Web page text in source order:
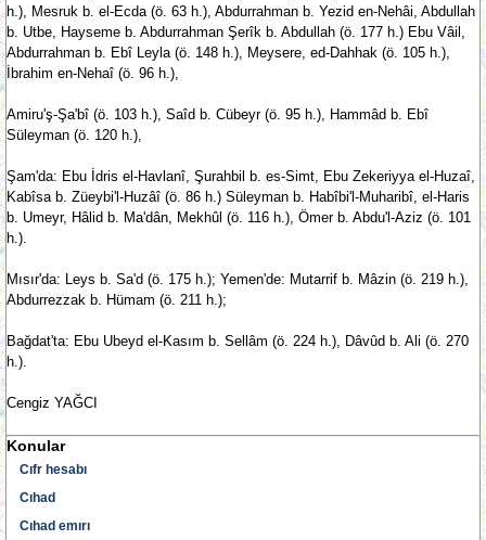
h.), Mesruk b. el-Ecda (ö. 63 h.), Abdurrahman b. Yezid en-Nehâi, Abdullah
b. Utbe, Hayseme b. Abdurrahman Şerîk b. Abdullah (ö. 177 h.) Ebu Vâil,
Abdurrahman b. Ebî Leyla (ö. 148 h.), Meysere, ed-Dahhak (ö. 105 h.),
İbrahim en-Nehaî (ö. 96 h.),
Amiru'ş-Şa'bî (ö. 103 h.), Saîd b. Cübeyr (ö. 95 h.), Hammâd b. Ebî
Süleyman (ö. 120 h.),
Şam'da: Ebu İdris el-Havlanî, Şurahbil b. es-Simt, Ebu Zekeriyya el-Huzaî,
Kabîsa b. Züeybi'l-Huzâî (ö. 86 h.) Süleyman b. Habîbi'l-Muharibî, el-Haris
b. Umeyr, Hâlid b. Ma'dân, Mekhûl (ö. 116 h.), Ömer b. Abdu'l-Aziz (ö. 101
h.).
Mısır'da: Leys b. Sa'd (ö. 175 h.); Yemen'de: Mutarrif b. Mâzin (ö. 219 h.),
Abdurrezzak b. Hümam (ö. 211 h.);
Bağdat'ta: Ebu Ubeyd el-Kasım b. Sellâm (ö. 224 h.), Dâvûd b. Ali (ö. 270
h.).
Cengiz YAĞCI
Konular
Cıfr hesabı
Cıhad
Cıhad emırı